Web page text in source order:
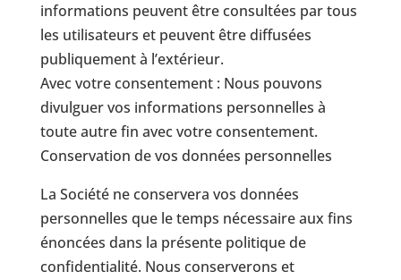
informations peuvent être consultées par tous
les utilisateurs et peuvent être diffusées
publiquement à l’extérieur.
Avec votre consentement : Nous pouvons
divulguer vos informations personnelles à
toute autre fin avec votre consentement.
Conservation de vos données personnelles
La Société ne conservera vos données
personnelles que le temps nécessaire aux fins
énoncées dans la présente politique de
confidentialité. Nous conserverons et